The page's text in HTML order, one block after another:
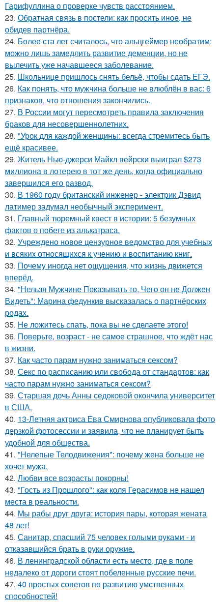
Гарифуллина о проверке чувств расстоянием.
23. Обратная связь в постели: как просить иное, не
обидев партнёра.
24. Более ста лет считалось, что альцгеймер необратим:
можно лишь замедлить развитие деменции, но не
вылечить уже начавшееся заболевание.
25. Школьнице пришлось снять бельё, чтобы сдать ЕГЭ.
26. Как понять, что мужчина больше не влюблён в вас: 6
признаков, что отношения закончились.
27. В России могут пересмотреть правила заключения
браков для несовершеннолетних.
28. "Урок для каждой женщины: всегда стремитесь быть
ещё красивее.
29. Житель Нью-джерси Майкл вейрски выиграл $273
миллиона в лотерею в тот же день, когда официально
завершился его развод.
30. В 1960 году британский инженер - электрик Дэвид
латимер задумал необычный эксперимент.
31. Главный тюремный квест в истории: 5 безумных
фактов о побеге из алькатраса.
32. Учреждено новое цензурное ведомство для учебных
и всяких относящихся к учению и воспитанию книг.
33. Почему иногда нет ощущения, что жизнь движется
вперёд.
34. "Нельзя Мужчине Показывать то, Чего он не Должен
Видеть": Марина федункив высказалась о партнёрских
родах.
35. Не ложитесь спать, пока вы не сделаете этого!
36. Поверьте, возраст - не самое страшное, что ждёт нас
в жизни.
37. Как часто парам нужно заниматься сексом?
38. Секс по расписанию или свобода от стандартов: как
часто парам нужно заниматься сексом?
39. Старшая дочь Анны седоковой окончила университет
в США.
40. 13-Летняя актриса Ева Смирнова опубликовала фото
дерзкой фотосессии и заявила, что не планирует быть
удобной для общества.
41. "Нелепые Телодвижения": почему жена больше не
хочет мужа.
42. Любви все возрасты покорны!
43. "Гость из Прошлого": как коля Герасимов не нашел
места в реальности.
44. Мы рабы друг друга: история пары, которая жената
48 лет!
45. Санитар, спасший 75 человек голыми руками - и
отказавшийся брать в руки оружие.
46. В ленинградской области есть место, где в поле
недалеко от дороги стоят побеленные русские печи.
47. 40 простых советов по развитию умственных
способностей!